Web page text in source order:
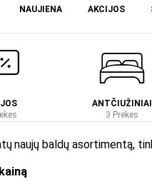
NAUJIENA AKCIJOS
ANTČIUŽINIAI
3 Prekes
naujų baldų asortimentą,